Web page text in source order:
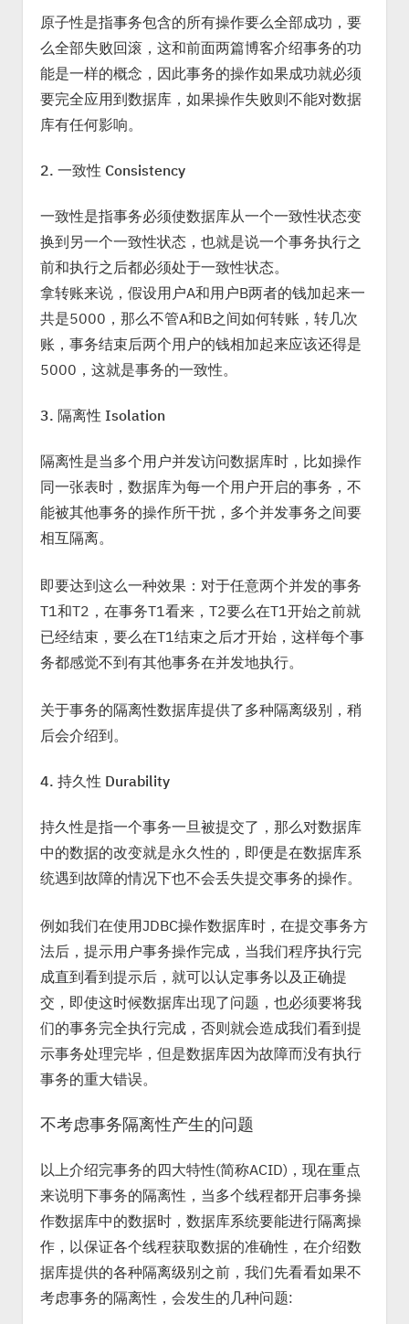
原子性是指事务包含的所有操作要么全部成功，要
么全部失败回滚，这和前面两篇博客介绍事务的功
能是一样的概念，因此事务的操作如果成功就必须
要完全应用到数据库，如果操作失败则不能对数据
库有任何影响。
2. 一致性 Consistency
一致性是指事务必须使数据库从一个一致性状态变
换到另一个一致性状态，也就是说一个事务执行之
前和执行之后都必须处于一致性状态。
拿转账来说，假设用户A和用户B两者的钱加起来一
共是5000，那么不管A和B之间如何转账，转几次
账，事务结束后两个用户的钱相加起来应该还得是
5000，这就是事务的一致性。
3. 隔离性 Isolation
隔离性是当多个用户并发访问数据库时，比如操作
同一张表时，数据库为每一个用户开启的事务，不
能被其他事务的操作所干扰，多个并发事务之间要
相互隔离。
即要达到这么一种效果：对于任意两个并发的事务
T1和T2，在事务T1看来，T2要么在T1开始之前就
已经结束，要么在T1结束之后才开始，这样每个事
务都感觉不到有其他事务在并发地执行。
关于事务的隔离性数据库提供了多种隔离级别，稍
后会介绍到。
4. 持久性 Durability
持久性是指一个事务一旦被提交了，那么对数据库
中的数据的改变就是永久性的，即便是在数据库系
统遇到故障的情况下也不会丢失提交事务的操作。
例如我们在使用JDBC操作数据库时，在提交事务方
法后，提示用户事务操作完成，当我们程序执行完
成直到看到提示后，就可以认定事务以及正确提
交，即使这时候数据库出现了问题，也必须要将我
们的事务完全执行完成，否则就会造成我们看到提
示事务处理完毕，但是数据库因为故障而没有执行
事务的重大错误。
不考虑事务隔离性产生的问题
以上介绍完事务的四大特性(简称ACID)，现在重点
来说明下事务的隔离性，当多个线程都开启事务操
作数据库中的数据时，数据库系统要能进行隔离操
作，以保证各个线程获取数据的准确性，在介绍数
据库提供的各种隔离级别之前，我们先看看如果不
考虑事务的隔离性，会发生的几种问题: